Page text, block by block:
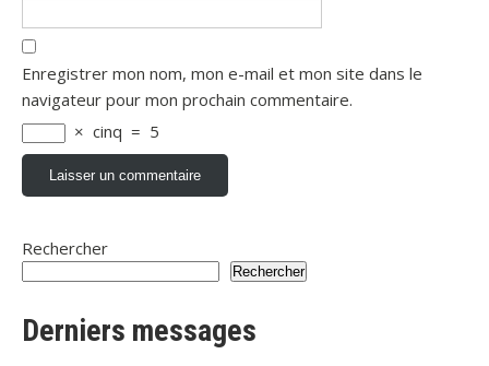
Enregistrer mon nom, mon e-mail et mon site dans le
navigateur pour mon prochain commentaire.
× cinq = 5
Rechercher
Rechercher
Derniers messages